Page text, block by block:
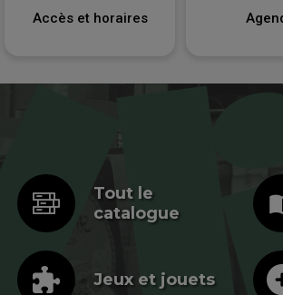
Accès et horaires
Tout le
catalogue
Jeux et jouets